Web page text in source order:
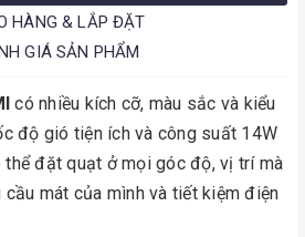
HÀNG & LẮP ĐẶT
GIÁ SẢN PHẨM
có nhiều kích cỡ, màu sắc và kiểu
độ gió tiện ích và công suất 14W
đặt quạt ở mọi góc độ, vị trí mà
cầu mát của mình và tiết kiệm điện